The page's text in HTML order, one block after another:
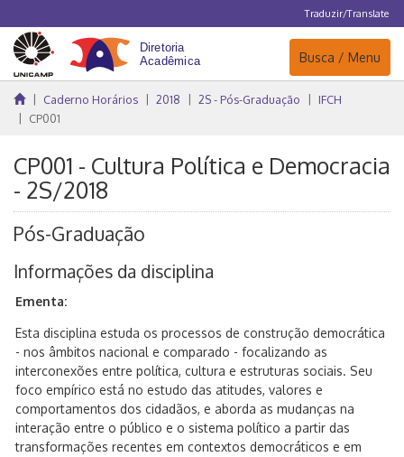
Traduzir/Translate
Navegação
Busca / Menu
Caderno Horários 2018 2S - Pós-Graduação
IFCH
CP001
CP001 - Cultura Política e Democracia
- 2S/2018
Pós-Graduação
Informações da disciplina
Ementa:
Esta disciplina estuda os processos de construção democrática
- nos âmbitos nacional e comparado - focalizando as
interconexões entre política, cultura e estruturas sociais. Seu
foco empírico está no estudo das atitudes, valores e
comportamentos dos cidadãos, e aborda as mudanças na
interação entre o público e o sistema político a partir das
transformações recentes em contextos democráticos e em